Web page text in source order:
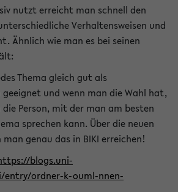
nutzt erreicht man schnell den
Verhaltensweisen und
Ähnlich wie man es bei seinen
Thema gleich gut als
und wenn man die Wahl hat,
Person, mit der man am besten
sprechen kann. Über die neuen
genau das in BIKI erreichen!
blogs.uni-
entry/ordner-k-ouml-nnen-